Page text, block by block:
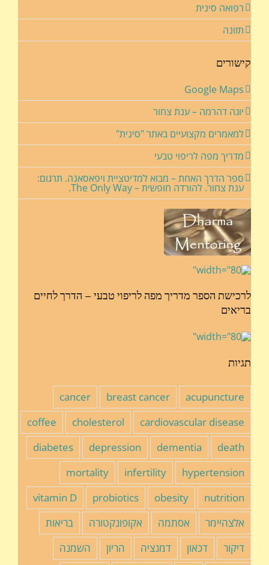
רפואה סינית
תזונה
קישורים
Google Maps
יוגה דהרמה – ענת צחור
למאמרים מקצועיים באתר "סינית"
מדריך מפה לריפוי טבעי
ספר הדרך האחת – מבוא למדיטציית ויפאסאנה. תרגום:
ענת צחור. להורדה חופשית – The Only Way.
לרכישת הספר מדריך מפה לריפוי טבעי – הדרך לחיים
בריאים
תגיות
acupuncture
breast cancer
cancer
cardiovascular disease
cholesterol
coffee
death
dementia
depression
diabetes
hypertension
infertility
mortality
nutrition
obesity
probiotics
vitamin D
אלצהיימר
אסתמה אקופונקטורה
בריאות
דיקור
דכאון דמנציה הריון
השמנה